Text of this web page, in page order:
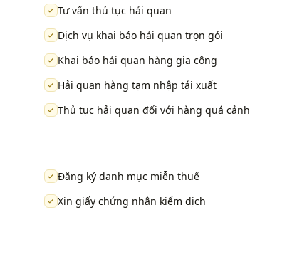
Tư vấn thủ tục hải quan
Dịch vụ khai báo hải quan trọn gói
Khai báo hải quan hàng gia công
Hải quan hàng tạm nhập tái xuất
Thủ tục hải quan đối với hàng quá cảnh
Đăng ký danh mục miễn thuế
Xin giấy chứng nhận kiểm dịch